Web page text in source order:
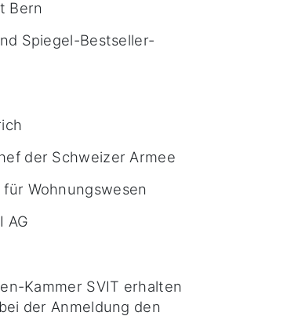
Bern
Spiegel-Bestseller-
der Schweizer Armee
Wohnungswesen
AG
Kammer SVIT erhalten
der Anmeldung den